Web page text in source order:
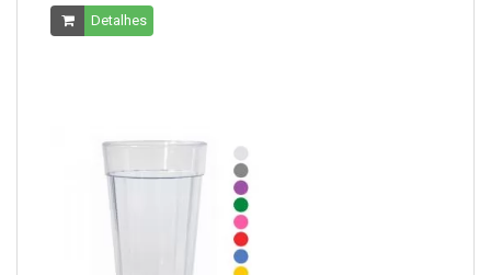
Detalhes